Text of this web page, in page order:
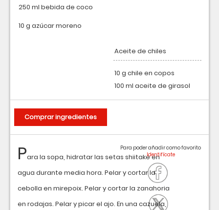
Para la sopa, hidratar las setas shiitake en
agua durante media hora. Pelar y cortar la
cebolla en mirepoix. Pelar y cortar la zanahoria
en rodajas. Pelar y picar el ajo. En una cazuela,
Para poder añadir como favorito
250 ml bebida de coco
10 g azúcar moreno
Aceite de chiles
10 g chile en copos
100 ml aceite de girasol
Comprar ingredientes